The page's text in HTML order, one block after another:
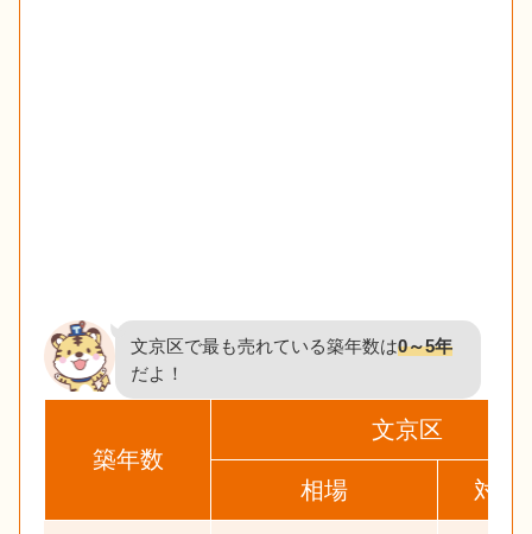
文京区で最も売れている築年数は0～5年
だよ！
築年数
文京区
相場 対象